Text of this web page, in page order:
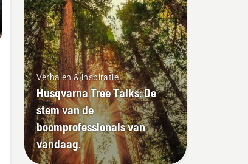
Verhalen & inspiratie
Husqvarna Tree Talks: De
stem van de
boomprofessionals van
vandaag.